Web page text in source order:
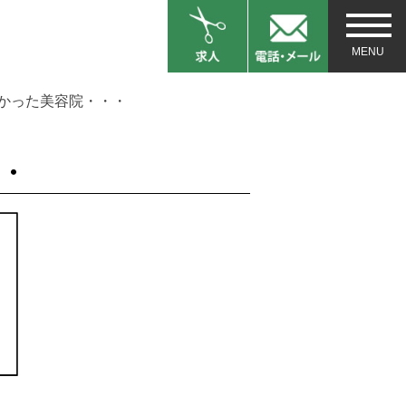
った美容院・・・